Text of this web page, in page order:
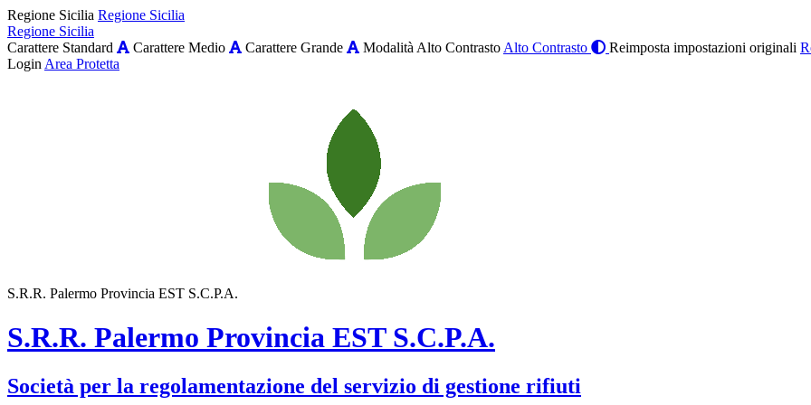
Regione Sicilia Regione Sicilia
Regione Sicilia
Carattere Standard
Carattere Medio Carattere Grande Modalità Alto Contrasto Alto Contrasto Reimposta impostazioni originali
Login Area Protetta
S.R.R. Palermo Provincia EST S.C.P.A.
S.R.R. Palermo Provincia EST S.C.P.A.
Società per la regolamentazione del servizio di gestione rifiuti